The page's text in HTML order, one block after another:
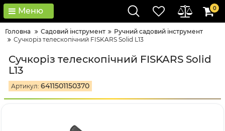
Меню 0
Головна Садовий інструмент
Ручний садовий інструмент
Cучкоріз телескопічний FISKARS Solid L13
Cучкоріз телескопічний FISKARS Solid
L13
Артикул: 6411501150370